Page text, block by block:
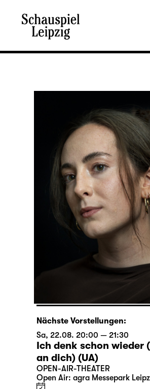
Nächste Vorstellungen:
Sa, 22.08. 20:00 — 21:30
Ich denk schon wieder
an dich) (UA)
OPEN-AIR-THEATER
Open Air: agra Messepark